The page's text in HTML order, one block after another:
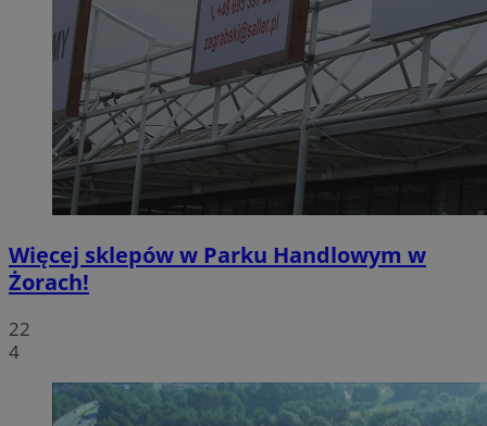
Więcej sklepów w Parku Handlowym w
Żorach!
22
4